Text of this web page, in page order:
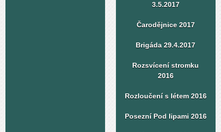
3.5.2017
Čarodějnice 2017
Brigáda 29.4.2017
Rozsvícení stromku
2016
Rozloučení s létem 2016
Posezní Pod lipami 2016